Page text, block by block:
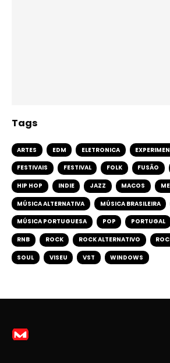
Tags
ARTES EDM ELETRONICA
FESTIVAIS FESTIVAL FOLK FUSÃO
HIP HOP INDIE JAZZ MACOS
MÚSICA ALTERNATIVA MÚSICA BRASILEIRA
MÚSICA PORTUGUESA POP PORTUGAL
RNB ROCK ROCK ALTERNATIVO
SOUL VISEU VST WINDOWS